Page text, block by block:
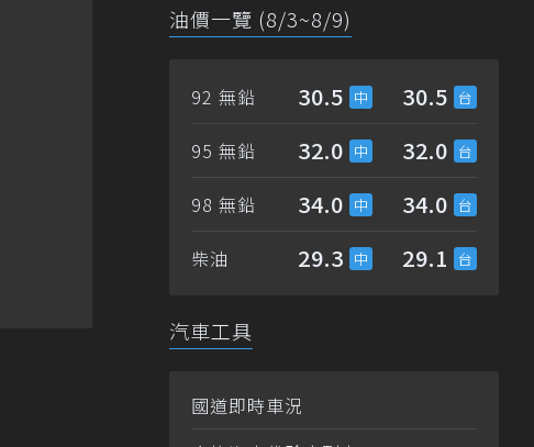
油價一覽 (8/3~8/9)
92 無鉛 30.5 30.5
95 無鉛 32.0 32.0
98 無鉛 34.0 34.0
柴油 29.3 29.1
汽車工具
國道即時車況